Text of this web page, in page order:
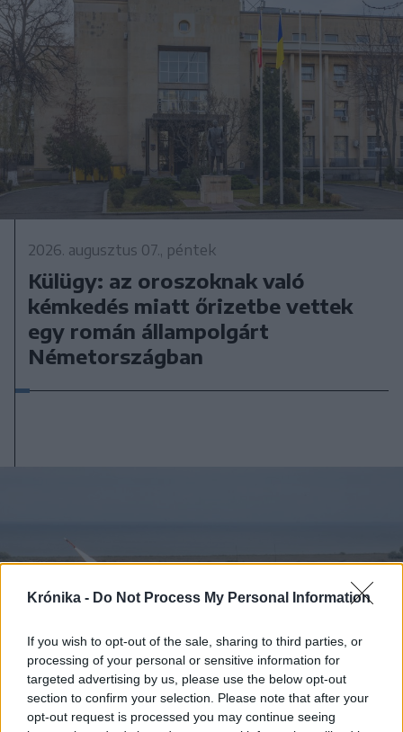
Krónika - Do Not Process My Personal Information
If you wish to opt-out of the sale, sharing to third parties, or
processing of your personal or sensitive information for
targeted advertising by us, please use the below opt-out
section to confirm your selection. Please note that after your
opt-out request is processed you may continue seeing
2026. augusztus 07., péntek
Külügy: az oroszoknak való
kémkedés miatt őrizetbe vettek
egy román állampolgárt
Németországban